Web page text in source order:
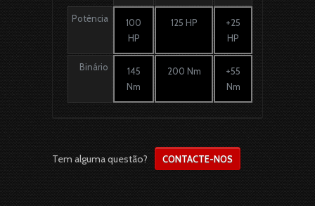
Potência
100
HP
125 HP
+25
HP
Binário
145
Nm
200 Nm
+55
Nm
Tem alguma questão? CONTACTE-NOS